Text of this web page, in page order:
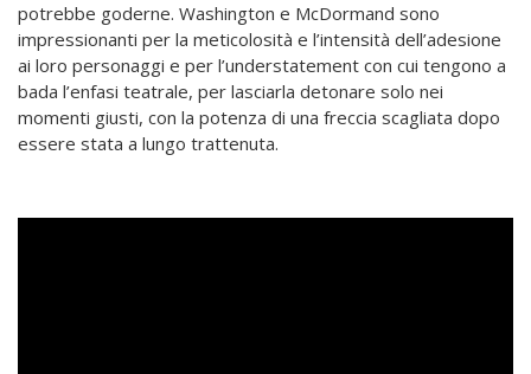
potrebbe goderne. Washington e McDormand sono
impressionanti per la meticolosità e l’intensità dell’adesione
ai loro personaggi e per l’understatement con cui tengono a
bada l’enfasi teatrale, per lasciarla detonare solo nei
momenti giusti, con la potenza di una freccia scagliata dopo
essere stata a lungo trattenuta.